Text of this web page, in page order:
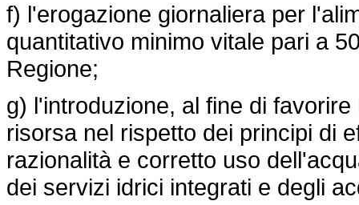
f) l'erogazione giornaliera per
quantitativo minimo vitale pari a
Regione;
g) l'introduzione, al fine di
risorsa nel rispetto dei principi di
razionalità e corretto uso
dei servizi idrici integrati e degli